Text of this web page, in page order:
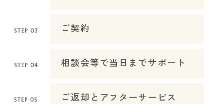
ご契約
相談会等で当日までサポート
ご返却とアフターサービス